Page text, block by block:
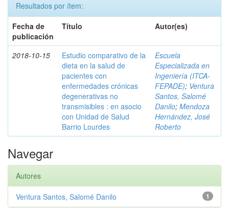
Resultados por ítem:
Fecha de
publicación
Título Autor(es)
2018-10-15
Estudio comparativo de la
dieta en la salud de
pacientes con
enfermedades crónicas
degenerativas no
transmisibles : en asocio
con Unidad de Salud
Barrio Lourdes
Escuela
Especializada en
Ingeniería (ITCA-
FEPADE); Ventura
Santos, Salomé
Danilo; Mendoza
Hernández, José
Roberto
Navegar
Autores
1
Ventura Santos, Salomé Danilo